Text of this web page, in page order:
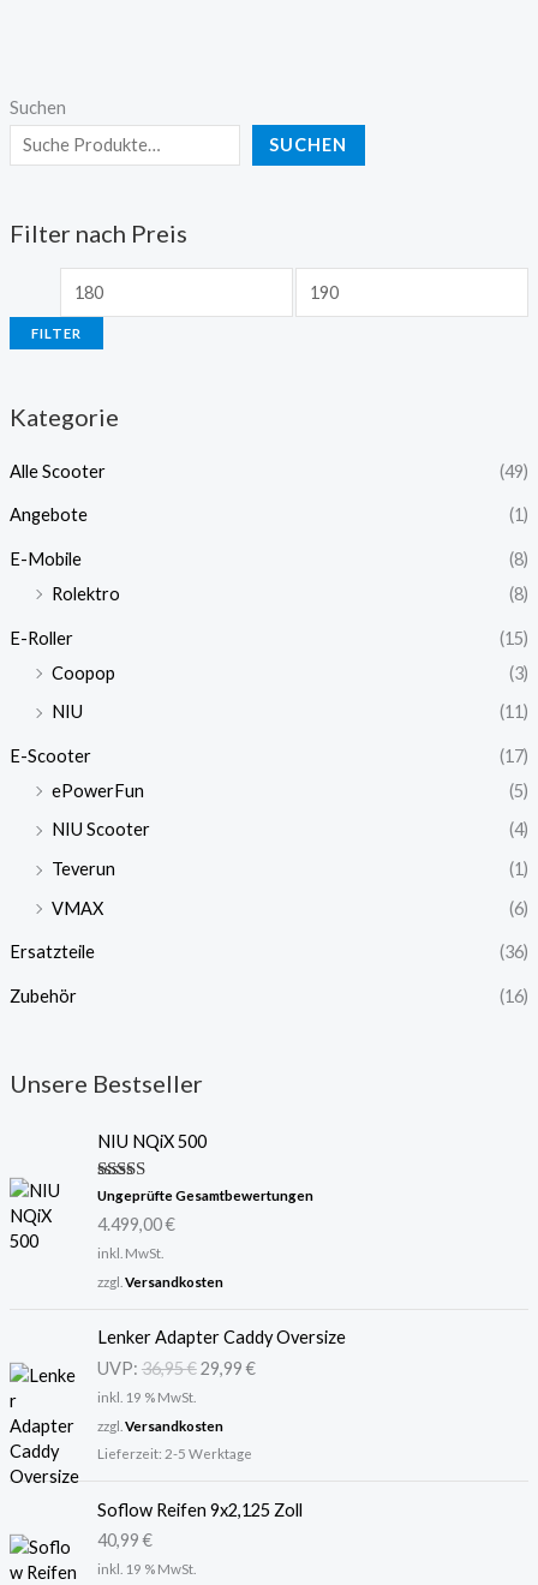
Suchen
SUCHEN
Filter nach Preis
FILTER
Kategorie
Alle Scooter (49)
Angebote (1)
E-Mobile
(8)
Rolektro
(8)
E-Roller
(15)
Coopop
(3)
NIU
(11)
E-Scooter
(17)
ePowerFun
(5)
NIU Scooter
(4)
Teverun
(1)
VMAX
(6)
Ersatzteile (36)
Zubehör (16)
Unsere Bestseller
NIU NQiX 500
Bewertet
von 5
Ungeprüfte Gesamtbewertungen
4.499,00€
inkl. MwSt.
zzgl. Versandkosten
Lenker Adapter Caddy Oversize
UVP: 36,95€
r
s
r
ü
29,99€
k
t
e
inkl. 19 % MwSt.
zzgl. Versandkosten
Lieferzeit: 2-5 Werktage
Soflow Reifen 9x2,125 Zoll
40,99€
inkl. 19 % MwSt.